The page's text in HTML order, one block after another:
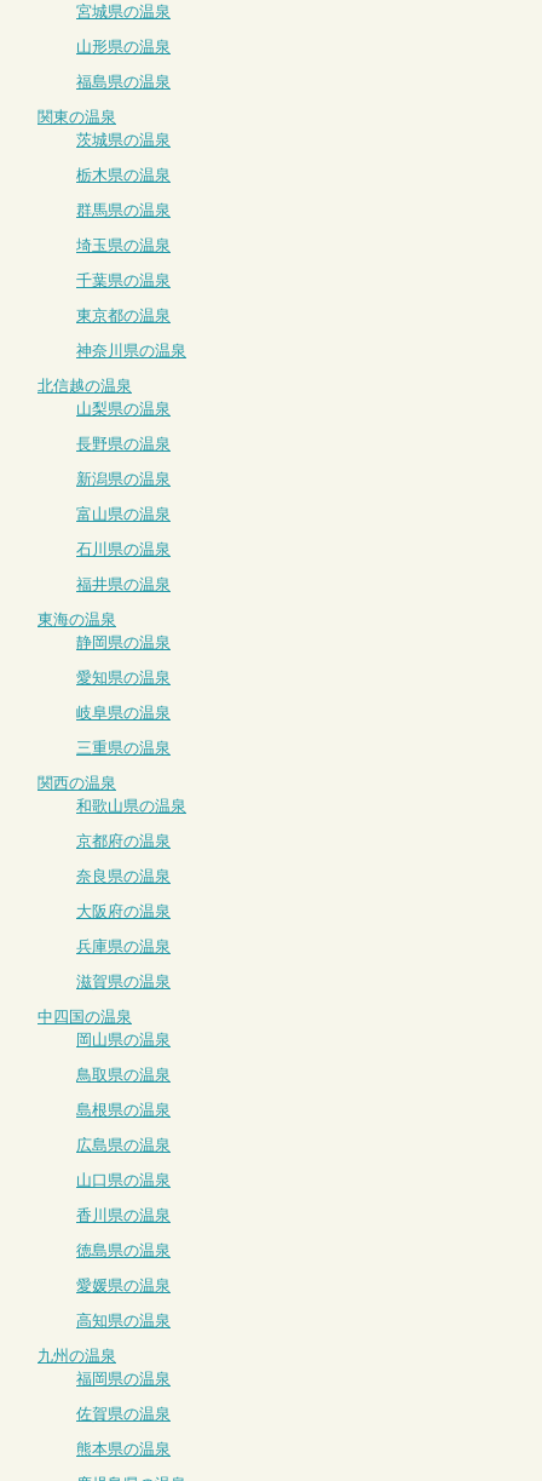
宮城県の温泉
山形県の温泉
福島県の温泉
関東の温泉
茨城県の温泉
栃木県の温泉
群馬県の温泉
埼玉県の温泉
千葉県の温泉
東京都の温泉
神奈川県の温泉
北信越の温泉
山梨県の温泉
長野県の温泉
新潟県の温泉
富山県の温泉
石川県の温泉
福井県の温泉
東海の温泉
静岡県の温泉
愛知県の温泉
岐阜県の温泉
三重県の温泉
関西の温泉
和歌山県の温泉
京都府の温泉
奈良県の温泉
大阪府の温泉
兵庫県の温泉
滋賀県の温泉
中四国の温泉
岡山県の温泉
鳥取県の温泉
島根県の温泉
広島県の温泉
山口県の温泉
香川県の温泉
徳島県の温泉
愛媛県の温泉
高知県の温泉
九州の温泉
福岡県の温泉
佐賀県の温泉
熊本県の温泉